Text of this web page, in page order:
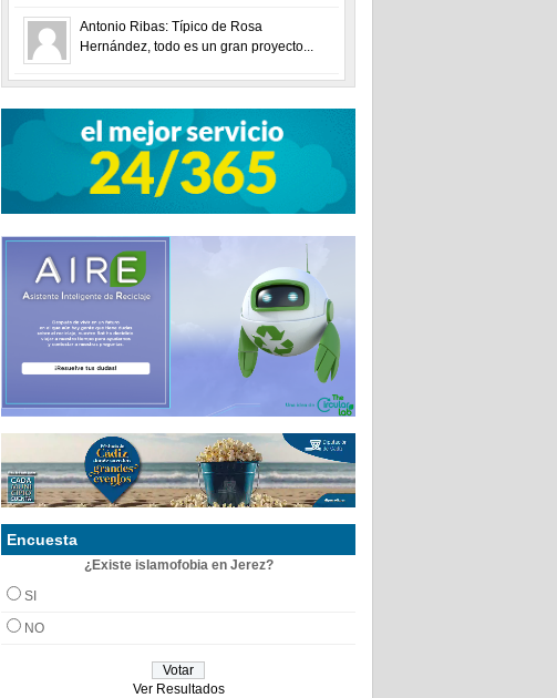
Antonio Ribas: Típico de Rosa
Hernández, todo es un gran proyecto...
Encuesta
¿Existe islamofobia en Jerez?
SI
NO
Ver Resultados